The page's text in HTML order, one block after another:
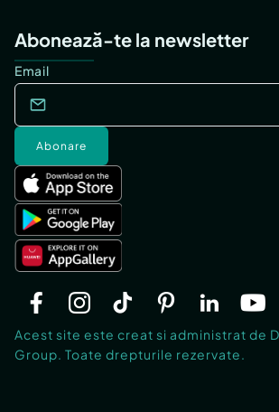
Abonează-te la newsletter
Email
Abonare
Acest site este creat si administrat de
Group. Toate drepturile rezervate.